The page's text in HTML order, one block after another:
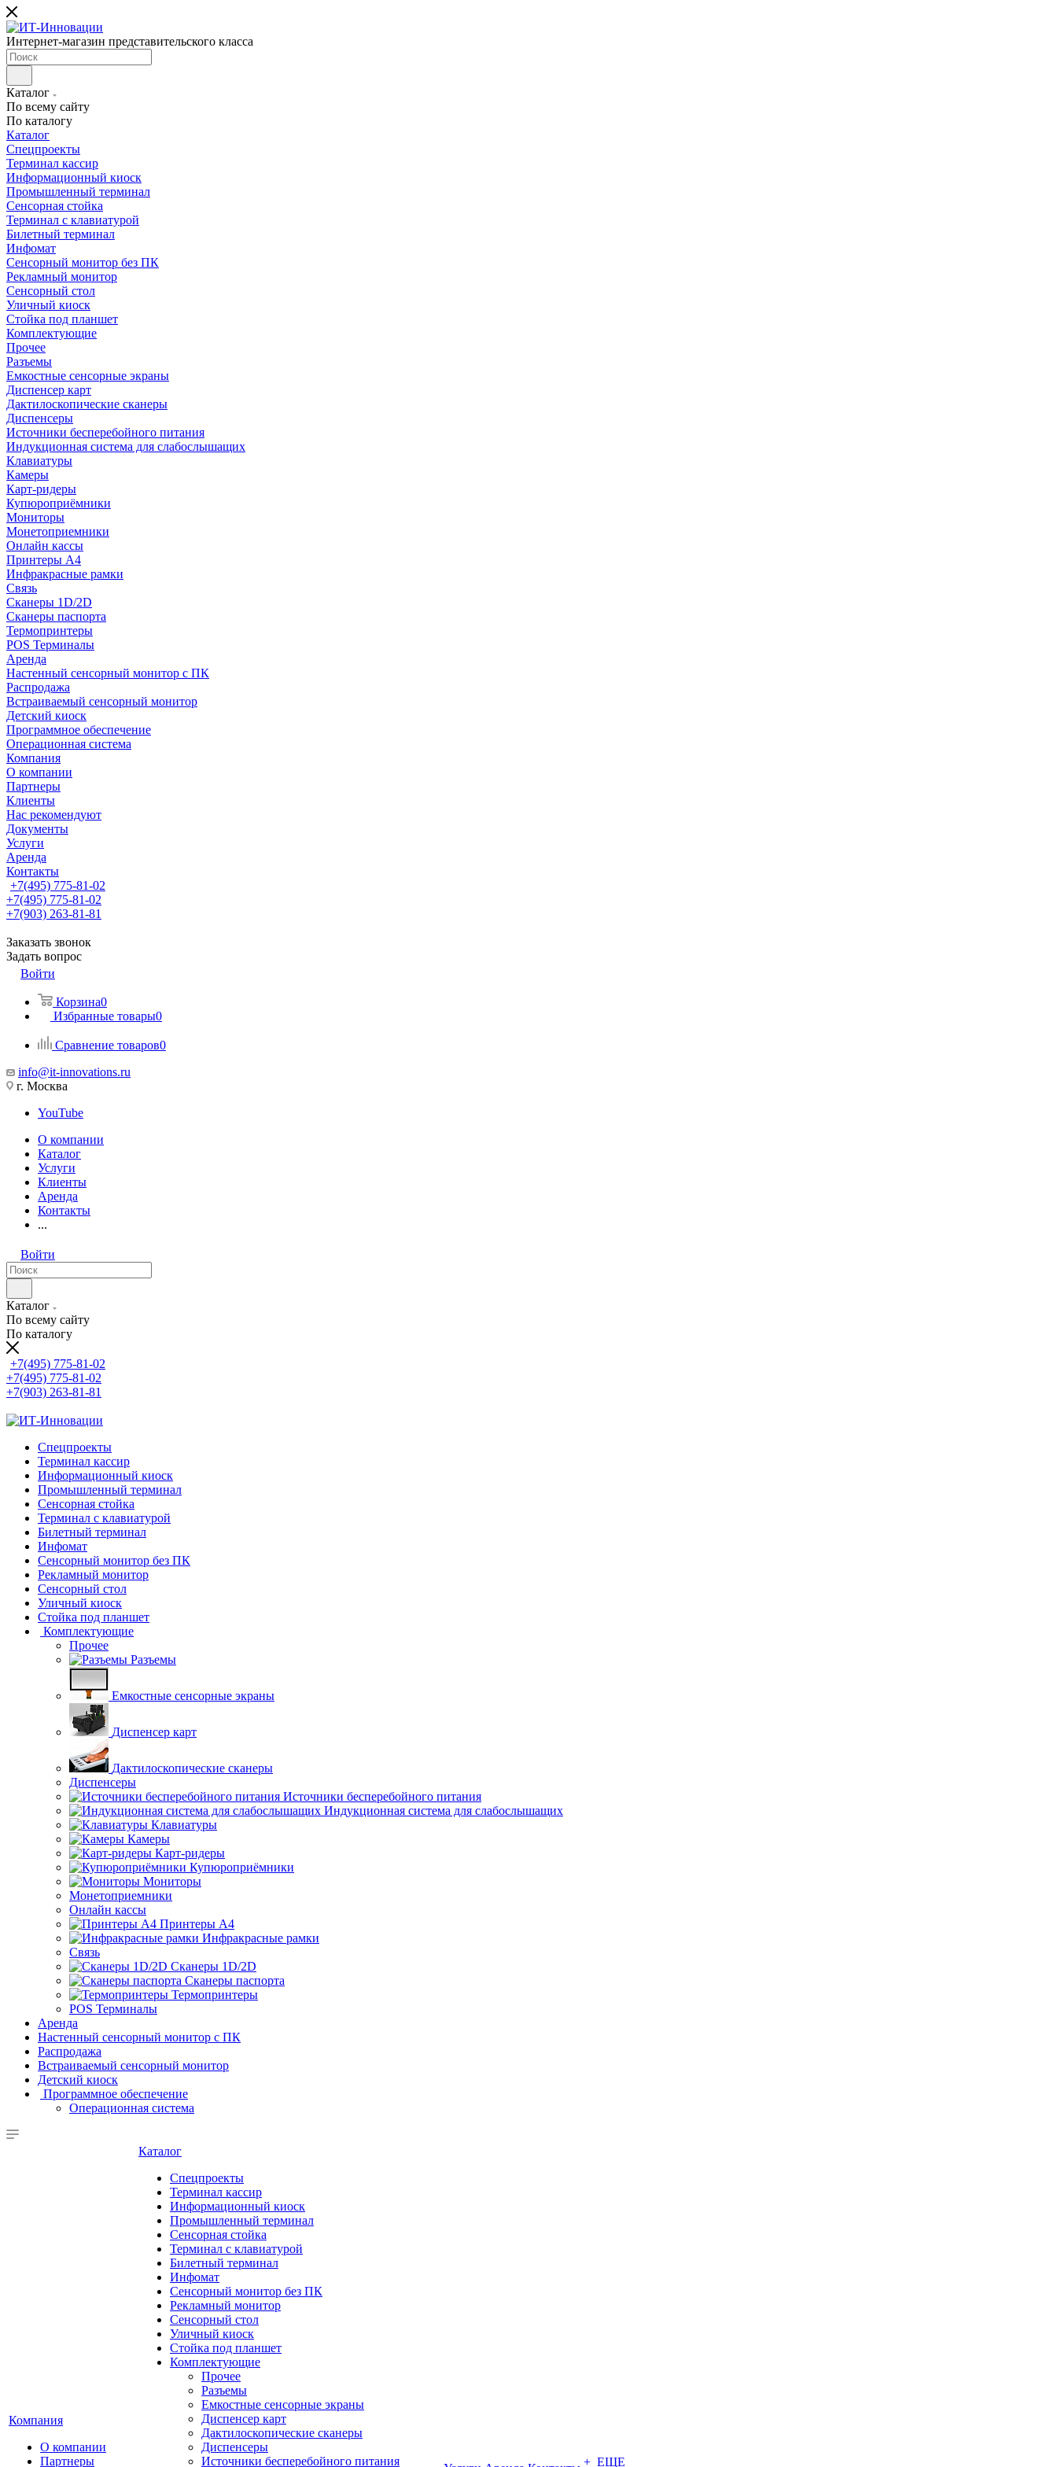
Интернет-магазин представительского класса
Каталог
По всему сайту
По каталогу
Каталог
Cпецпроекты
Терминал кассир
Информационный киоск
Промышленный терминал
Сенсорная стойка
Терминал с клавиатурой
Билетный терминал
Инфомат
Сенсорный монитор без ПК
Рекламный монитор
Сенсорный стол
Уличный киоск
Стойка под планшет
Комплектующие
Прочее
Разъемы
Емкостные сенсорные экраны
Диспенсер карт
Дактилоскопические сканеры
Диспенсеры
Источники бесперебойного питания
Индукционная система для слабослышащих
Клавиатуры
Камеры
Карт-ридеры
Купюроприёмники
Мониторы
Монетоприемники
Онлайн кассы
Принтеры А4
Инфракрасные рамки
Связь
Сканеры 1D/2D
Сканеры паспорта
Термопринтеры
POS Терминалы
Аренда
Настенный сенсорный монитор с ПК
Распродажа
Встраиваемый сенсорный монитор
Детский киоск
Программное обеспечение
Операционная система
Компания
О компании
Партнеры
Клиенты
Нас рекомендуют
Документы
Услуги
Аренда
Контакты
+7(495) 775-81-02
+7(495) 775-81-02
+7(903) 263-81-81
Заказать звонок
Задать вопрос
Войти
Корзина0
Избранные товары0
Сравнение товаров0
info@it-innovations.ru
г. Москва
YouTube
О компании
Каталог
Услуги
Клиенты
Аренда
Контакты
...
Войти
Каталог
По всему сайту
По каталогу
+7(495) 775-81-02
+7(495) 775-81-02
+7(903) 263-81-81
Cпецпроекты
Терминал кассир
Информационный киоск
Промышленный терминал
Сенсорная стойка
Терминал с клавиатурой
Билетный терминал
Инфомат
Сенсорный монитор без ПК
Рекламный монитор
Сенсорный стол
Уличный киоск
Стойка под планшет
Комплектующие
Прочее
Разъемы
Емкостные сенсорные экраны
Диспенсер карт
Дактилоскопические сканеры
Диспенсеры
Источники бесперебойного питания
Индукционная система для слабослышащих
Клавиатуры
Камеры
Карт-ридеры
Купюроприёмники
Мониторы
Монетоприемники
Онлайн кассы
Принтеры А4
Инфракрасные рамки
Связь
Сканеры 1D/2D
Сканеры паспорта
Термопринтеры
POS Терминалы
Аренда
Настенный сенсорный монитор с ПК
Распродажа
Встраиваемый сенсорный монитор
Детский киоск
Программное обеспечение
Операционная система
Компания
О компании
Партнеры
Каталог
Cпецпроекты
Терминал кассир
Информационный киоск
Промышленный терминал
Сенсорная стойка
Терминал с клавиатурой
Билетный терминал
Инфомат
Сенсорный монитор без ПК
Рекламный монитор
Сенсорный стол
Уличный киоск
Стойка под планшет
Комплектующие
Прочее
Разъемы
Емкостные сенсорные экраны
Диспенсер карт
Дактилоскопические сканеры
Диспенсеры
Источники бесперебойного питания
+ ЕЩЕ